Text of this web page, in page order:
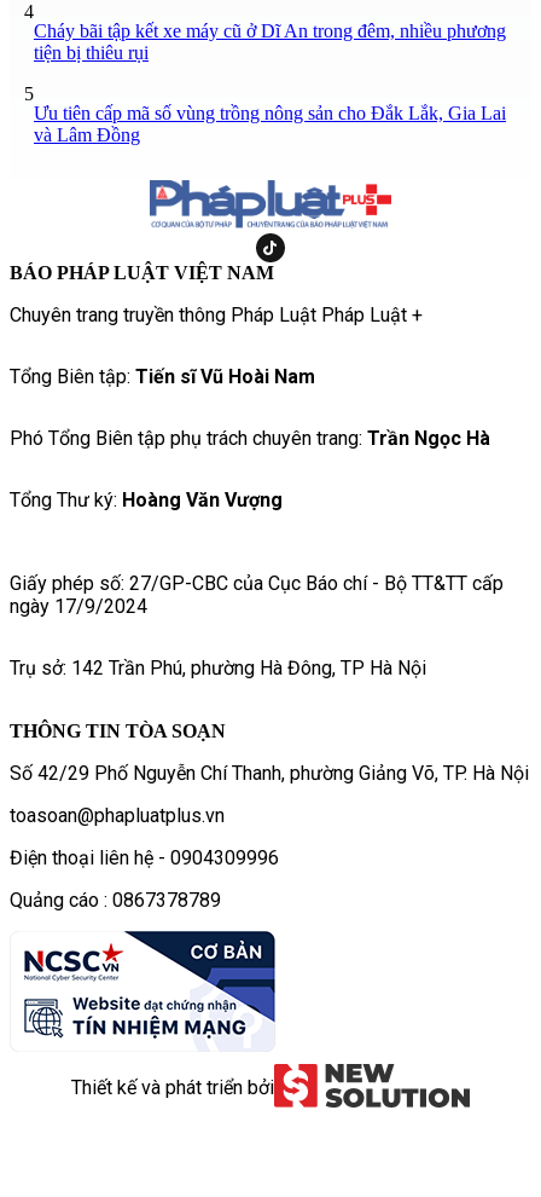
4
Cháy bãi tập kết xe máy cũ ở Dĩ An trong đêm, nhiều phương
tiện bị thiêu rụi
5
Ưu tiên cấp mã số vùng trồng nông sản cho Đắk Lắk, Gia Lai
và Lâm Đồng
BÁO PHÁP LUẬT VIỆT NAM
Chuyên trang truyền thông Pháp Luật Pháp Luật +
Tổng Biên tập: Tiến sĩ Vũ Hoài Nam
Phó Tổng Biên tập phụ trách chuyên trang: Trần Ngọc Hà
Tổng Thư ký: Hoàng Văn Vượng
Giấy phép số: 27/GP-CBC của Cục Báo chí - Bộ TT&TT cấp
ngày 17/9/2024
Trụ sở: 142 Trần Phú, phường Hà Đông, TP Hà Nội
THÔNG TIN TÒA SOẠN
Số 42/29 Phố Nguyễn Chí Thanh, phường Giảng Võ, TP. Hà Nội
toasoan@phapluatplus.vn
Điện thoại liên hệ - 0904309996
Quảng cáo : 0867378789
Thiết kế và phát triển bởi